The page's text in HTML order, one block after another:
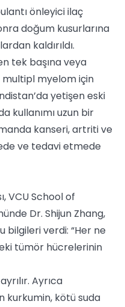
önleyici ilaç
doğum kusurlarına
kaldırıldı.
tek başına veya
myelom için
yetişen eski
kullanımı uzun bir
kanseri, artriti ve
ve tedavi etmede
VCU School of
Dr. Shijun Zhang,
bilgileri verdi: “Her ne
tümör hücrelerinin
Ayrıca
kurkumin, kötü suda